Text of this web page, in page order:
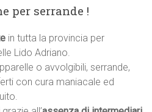
per serrande !
in tutta la provincia per
Lido Adriano.
o avvolgibili, serrande,
con cura maniacale ed